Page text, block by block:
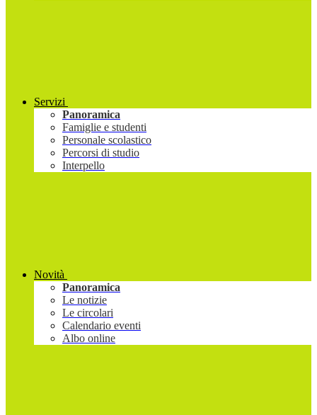
Servizi
Panoramica
Famiglie e studenti
Personale scolastico
Percorsi di studio
Interpello
Novità
Panoramica
Le notizie
Le circolari
Calendario eventi
Albo online